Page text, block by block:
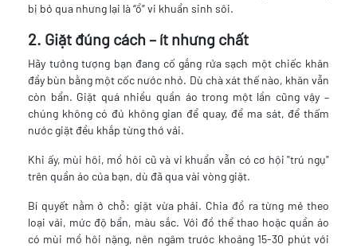
bị bỏ qua nhưng lại là “ổ” vi khuẩn sinh sôi.
2. Giặt đúng cách – ít nhưng chất
Hãy tưởng tượng bạn đang cố gắng rửa sạch một chiếc khăn
đầy bùn bằng một cốc nước nhỏ. Dù chà xát thế nào, khăn vẫn
còn bẩn. Giặt quá nhiều quần áo trong một lần cũng vậy –
chúng không có đủ không gian để quay, để ma sát, để thấm
nước giặt đều khắp từng thớ vải.
Khi ấy, mùi hôi, mồ hôi cũ và vi khuẩn vẫn có cơ hội "trú ngụ"
trên quần áo của bạn, dù đã qua vài vòng giặt.
Bí quyết nằm ở chỗ: giặt vừa phải. Chia đồ ra từng mẻ theo
loại vải, mức độ bẩn, màu sắc. Với đồ thể thao hoặc quần áo
có mùi mồ hôi nặng, nên ngâm trước khoảng 15-30 phút với